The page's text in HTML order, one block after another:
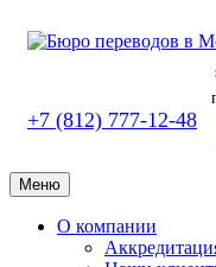
+7 (812) 777-12-48
Меню
О компании